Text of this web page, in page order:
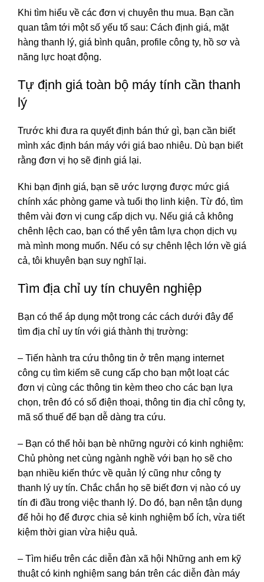
Khi tìm hiểu về các đơn vị chuyên thu mua. Bạn cần
quan tâm tới một số yếu tố sau: Cách định giá, mặt
hàng thanh lý, giá bình quân, profile công ty, hồ sơ và
năng lực hoạt động.
Tự định giá toàn bộ máy tính cần thanh
lý
Trước khi đưa ra quyết định bán thứ gì, bạn cần biết
mình xác định bán máy với giá bao nhiêu. Dù bạn biết
rằng đơn vị họ sẽ định giá lại.
Khi bạn định giá, bạn sẽ ước lượng được mức giá
chính xác phòng game và tuổi thọ linh kiện. Từ đó, tìm
thêm vài đơn vị cung cấp dịch vụ. Nếu giá cả không
chênh lệch cao, bạn có thể yên tâm lựa chọn dịch vụ
mà mình mong muốn. Nếu có sự chênh lệch lớn về giá
cả, tôi khuyên bạn suy nghĩ lại.
Tìm địa chỉ uy tín chuyên nghiệp
Bạn có thể áp dụng một trong các cách dưới đây để
tìm địa chỉ uy tín với giá thành thị trường:
– Tiến hành tra cứu thông tin ở trên mạng internet
công cụ tìm kiếm sẽ cung cấp cho bạn một loạt các
đơn vị cùng các thông tin kèm theo cho các bạn lựa
chọn, trên đó có số điện thoại, thông tin địa chỉ công ty,
mã số thuế để bạn dễ dàng tra cứu.
– Bạn có thể hỏi bạn bè những người có kinh nghiệm:
Chủ phòng net cùng ngành nghề với bạn họ sẽ cho
bạn nhiều kiến thức về quản lý cũng như công ty
thanh lý uy tín. Chắc chắn họ sẽ biết đơn vị nào có uy
tín đi đầu trong việc thanh lý. Do đó, bạn nên tận dụng
để hỏi họ để được chia sẻ kinh nghiệm bổ ích, vừa tiết
kiệm thời gian vừa hiệu quả.
– Tìm hiểu trên các diễn đàn xã hội Những anh em kỹ
thuật có kinh nghiệm sang bán trên các diễn đàn máy